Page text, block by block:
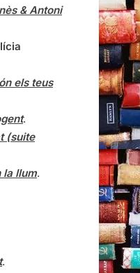
& Antoni
els teus
.
(suite
la llum.
.